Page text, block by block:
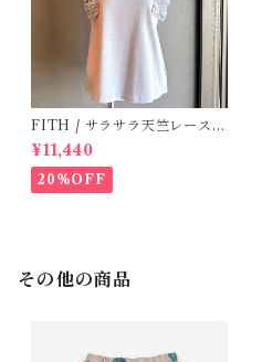
FITH / サラサラ天竺レースT
シャツ (BL) / 145・155
¥11,440
20%OFF
その他の商品